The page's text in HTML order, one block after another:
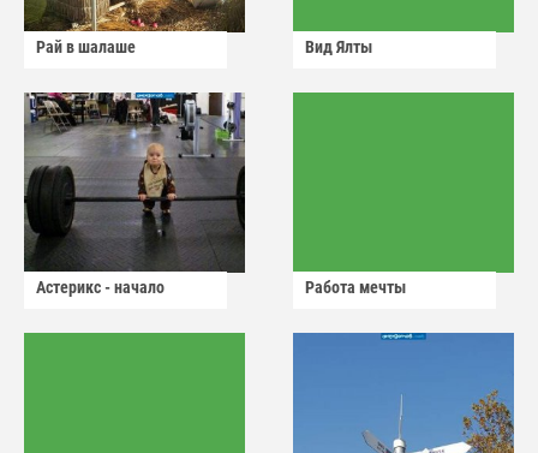
Рай в шалаше Вид Ялты
Астерикс - начало Работа мечты